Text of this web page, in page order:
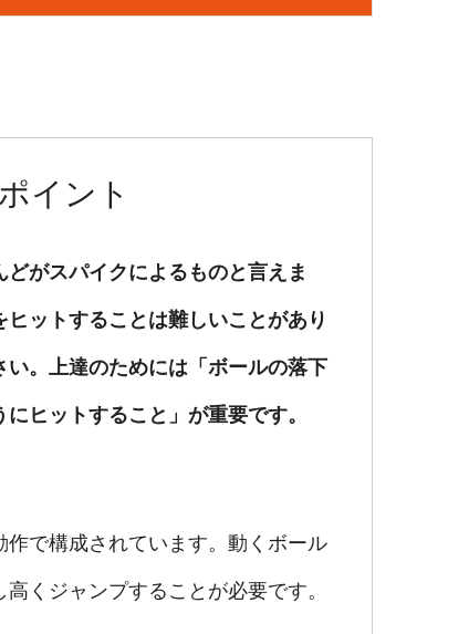
イント
がスパイクによるものと言えま
ットすることは難しいことがあり
。上達のためには「ボールの落下
ヒットすること」が重要です。
で構成されています。動くボール
くジャンプすることが必要です。